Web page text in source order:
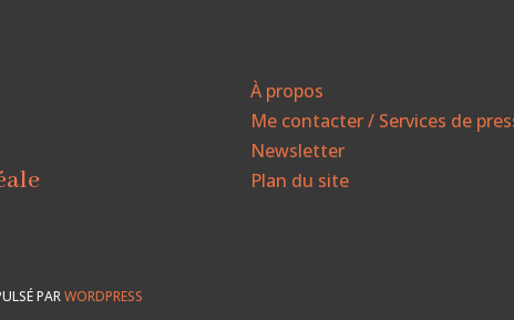
À propos
Me contacter / Services de
Newsletter
Plan du site
PARWORDPRESS